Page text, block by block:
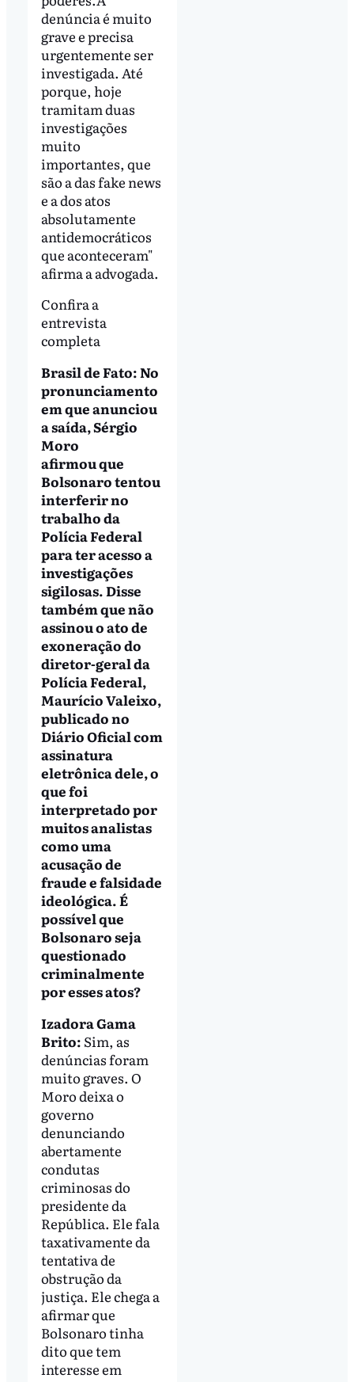
denúncia é muito
grave e precisa
urgentemente ser
investigada. Até
porque, hoje
tramitam duas
investigações
muito
importantes, que
são a das fake news
e a dos atos
absolutamente
antidemocráticos
que aconteceram"
afirma a advogada.
Confira a
entrevista
completa
Brasil de Fato:No
pronunciamento
em que anunciou
a saída, Sérgio
Moro
afirmou que
Bolsonaro tentou
interferir no
trabalho da
Polícia Federal
para ter acesso a
investigações
sigilosas. Disse
também que não
assinou o ato de
exoneração do
diretor-geral da
Polícia Federal,
Maurício Valeixo,
publicado no
Diário Oficial com
assinatura
eletrônica dele, o
que foi
interpretado por
muitos analistas
como uma
acusação de
fraude e falsidade
ideológica. É
possível que
Bolsonaro seja
questionado
criminalmente
por esses atos?
Izadora Gama
Brito: Sim, as
denúncias foram
muito graves. O
Moro deixa o
governo
denunciando
abertamente
condutas
criminosas do
presidente da
República. Ele fala
taxativamente da
tentativa de
obstrução da
justiça. Ele chega a
afirmar que
Bolsonaro tinha
dito que tem
interesse em